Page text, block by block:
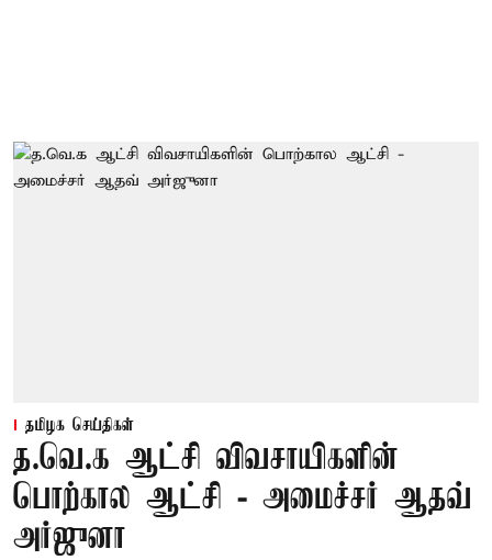
தமிழக செய்திகள்
த.வெ.க ஆட்சி விவசாயிகளின்
பொற்கால ஆட்சி - அமைச்சர் ஆதவ்
அர்ஜுனா